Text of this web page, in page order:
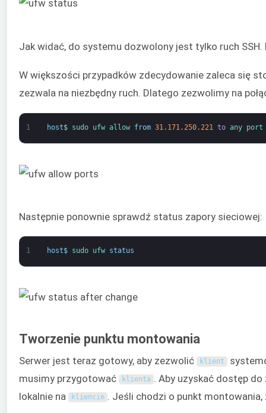
Jak widać, do systemu dozwolony jest tylko ruch
W większości przypadków zdecydowanie zaleca się
zezwala na niezbędny ruch. Dlatego zezwolimy na
1 host$ sudo ufw allow from 31.171.250.221 to any
Następnie ponownie sprawdź status zapory sieciowej:
1 host$ sudo ufw status
Tworzenie punktu montowania
Serwer jest teraz gotowy, aby zezwolić klient
musimy przygotować
klienta . Aby uzyskać dostęp
lokalnie na
kliencie . Jeśli chodzi o punkt